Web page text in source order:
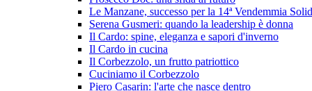
Le Manzane, successo per la 14ª Vendemmia
Serena Gusmeri: quando la leadership è donna
Il Cardo: spine, eleganza e sapori d'inverno
Il Cardo in cucina
Il Corbezzolo, un frutto patriottico
Cuciniamo il Corbezzolo
Piero Casarin: l'arte che nasce dentro